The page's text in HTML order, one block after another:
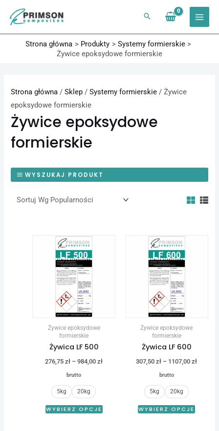
treści
Strona główna
Produkty
Systemy formierskie
Żywice epoksydowe formierskie
Strona główna /Sklep /Systemy formierskie / Żywice
epoksydowe formierskie
Żywice epoksydowe
formierskie
WYSZUKAJ PRODUKT
Żywice epoksydowe
formierskie
Żywica LF 500
276,75zł – 984,00zł
brutto
5kg 20kg
WYBIERZ OPCJE
można
stronie
Żywice epoksydowe
formierskie
Żywica LF 600
307,50zł – 1107,00zł
brutto
5kg 20kg
WYBIERZ OPCJE
można
stronie